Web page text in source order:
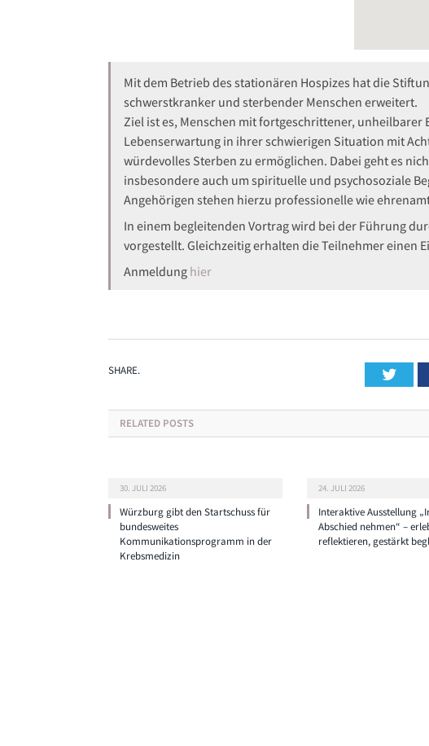
Mit dem Betrieb des stationären Hospizes hat die
schwerstkranker und sterbender Menschen erweitert.
Ziel ist es, Menschen mit fortgeschrittener, unheilbarer
Lebenserwartung in ihrer schwierigen Situation mit
würdevolles Sterben zu ermöglichen. Dabei geht es
insbesondere auch um spirituelle und psychosoziale
Angehörigen stehen hierzu professionelle wie
In einem begleitenden Vortrag wird bei der Führung
vorgestellt. Gleichzeitig erhalten die Teilnehmer einen
Anmeldung hier
SHARE.
RELATED POSTS
30. JULI 2026
Würzburg gibt den Startschuss für
bundesweites
Kommunikationsprogramm in der
Krebsmedizin
24. JULI 2026
Interaktive Ausstellung
Abschied nehmen“ –
reflektieren, gestärkt